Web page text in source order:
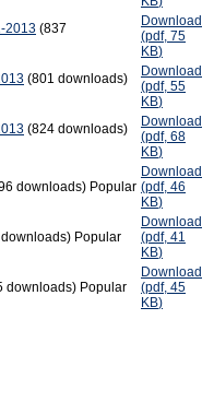
2013 (837
Download
(pdf, 75
KB)
(801 downloads)
Download
(pdf, 55
KB)
(824 downloads)
Download
(pdf, 68
KB)
downloads) Popular
Download
(pdf, 46
KB)
Popular
Download
(pdf, 41
KB)
downloads) Popular
Download
(pdf, 45
KB)